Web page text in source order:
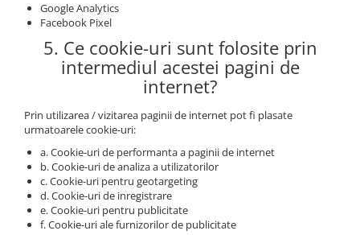
Google Analytics
Facebook Pixel
5. Ce cookie-uri sunt folosite prin
intermediul acestei pagini de
internet?
Prin utilizarea / vizitarea paginii de internet pot fi plasate
urmatoarele cookie-uri:
a. Cookie-uri de performanta a paginii de internet
b. Cookie-uri de analiza a utilizatorilor
c. Cookie-uri pentru geotargeting
d. Cookie-uri de inregistrare
e. Cookie-uri pentru publicitate
f. Cookie-uri ale furnizorilor de publicitate